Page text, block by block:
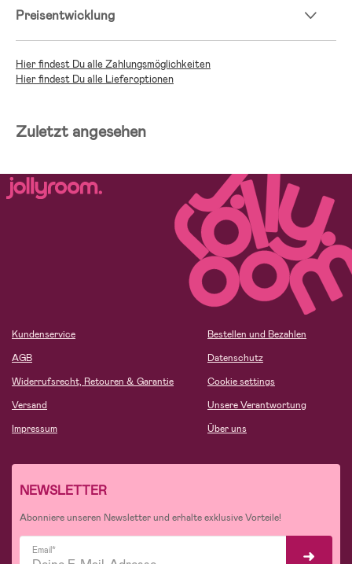
Preisentwicklung
Hier findest Du alle Zahlungsmöglichkeiten
Hier findest Du alle Lieferoptionen
Zuletzt angesehen
Kundenservice
AGB
Widerrufsrecht, Retouren & Garantie
Versand
Impressum
Bestellen und Bezahlen
Datenschutz
Cookie settings
Unsere Verantwortung
Über uns
NEWSLETTER
Abonniere unseren Newsletter und erhalte exklusive Vorteile!
Email*